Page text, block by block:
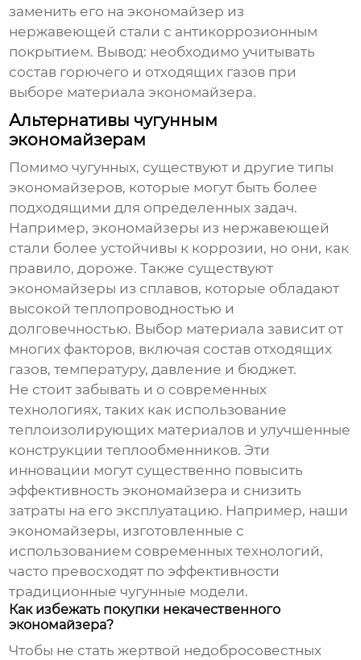
заменить его наэкономайзер из
нержавеющей стали с антикоррозионным
покрытием. Вывод: необходимо учитывать
состав горючего и отходящих газов при
выборе материалаэкономайзера.
Альтернативы чугунным
экономайзерам
Помимо чугунных, существуют и другие типы
экономайзеров, которые могут быть более
подходящими для определенных задач.
Например,экономайзеры из нержавеющей
стали более устойчивы к коррозии, но они, как
правило, дороже. Также существуют
экономайзеры из сплавов, которые обладают
высокой теплопроводностью и
долговечностью. Выбор материала зависит от
многих факторов, включая состав отходящих
газов, температуру, давление и бюджет.
Не стоит забывать и о современных
технологиях, таких как использование
теплоизолирующих материалов и улучшенные
конструкции теплообменников. Эти
инновации могут существенно повысить
эффективностьэкономайзера и снизить
затраты на его эксплуатацию. Например, наши
экономайзеры, изготовленные с
использованием современных технологий,
часто превосходят по эффективности
традиционные чугунные модели.
Как избежать покупки некачественного
экономайзера?
Чтобы не стать жертвой недобросовестных